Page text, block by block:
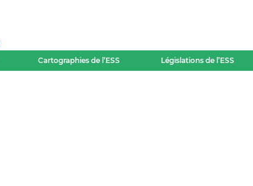
Cartographies de l’ESS Législations de l’ESS